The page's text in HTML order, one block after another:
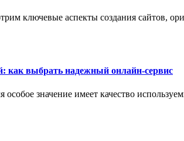
ключевые аспекты создания сайтов,
как выбрать надежный онлайн-сервис
значение имеет качество